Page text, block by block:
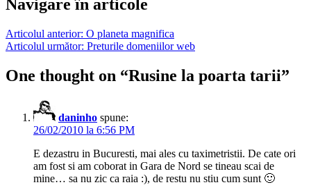
Navigare în articole
Articolul anterior: O planeta magnifica
Articolul următor: Preturile domeniilor web
One thought on “Rusine la poarta tarii”
daninho spune:
26/02/2010 la 6:56 PM
E dezastru in Bucuresti, mai ales cu taximetristii. De cate ori
am fost si am coborat in Gara de Nord se tineau scai de
mine… sa nu zic ca raia :), de restu nu stiu cum sunt 🙂